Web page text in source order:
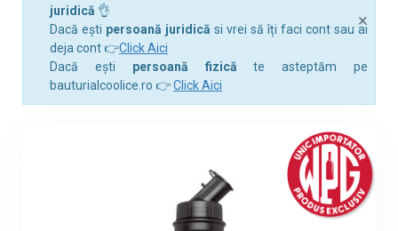
juridică 👌
Dacă ești persoană juridică si vrei să îți faci cont sau ai
deja cont 👉Click Aici
Dacă ești persoană fizică te asteptăm pe
bauturialcoolice.ro 👉Click Aici
×